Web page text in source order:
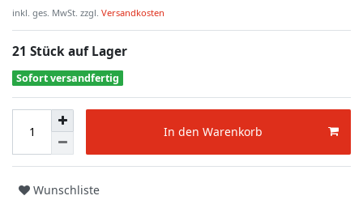
inkl. ges. MwSt. zzgl. Versandkosten
21 Stück auf Lager
Sofort versandfertig
In den Warenkorb
Wunschliste